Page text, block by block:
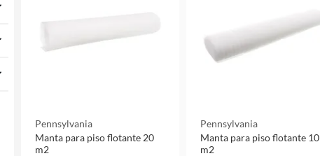
Pennsylvania
Manta para piso flotante 20
m2
Pennsylvania
Manta para piso flotante 10
m2